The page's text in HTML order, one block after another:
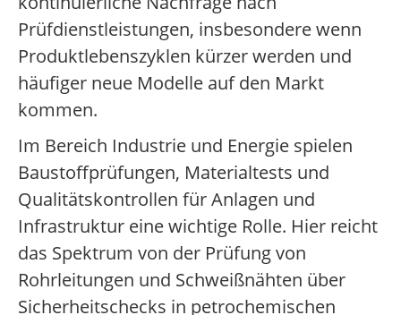
Prüfdienstleistungen, insbesondere wenn
Produktlebenszyklen kürzer werden und
häufiger neue Modelle auf den Markt
kommen.
Im Bereich Industrie und Energie spielen
Baustoffprüfungen, Materialtests und
Qualitätskontrollen für Anlagen und
Infrastruktur eine wichtige Rolle. Hier reicht
das Spektrum von der Prüfung von
Rohrleitungen und Schweißnähten über
Sicherheitschecks in petrochemischen